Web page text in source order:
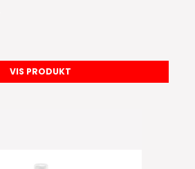
VIS PRODUKT